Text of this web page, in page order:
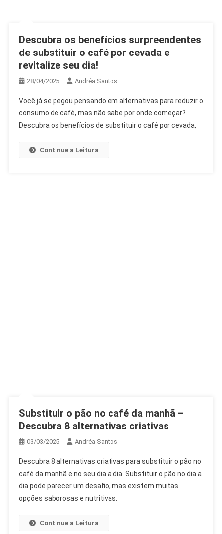
Descubra os benefícios surpreendentes
de substituir o café por cevada e
revitalize seu dia!
28/04/2025 Andréa Santos
Você já se pegou pensando em alternativas para reduzir o
consumo de café, mas não sabe por onde começar?
Descubra os benefícios de substituir o café por cevada,
Continue a Leitura
Substituir o pão no café da manhã –
Descubra 8 alternativas criativas
03/03/2025 Andréa Santos
Descubra 8 alternativas criativas para substituir o pão no
café da manhã e no seu dia a dia. Substituir o pão no dia a
dia pode parecer um desafio, mas existem muitas
opções saborosas e nutritivas.
Continue a Leitura